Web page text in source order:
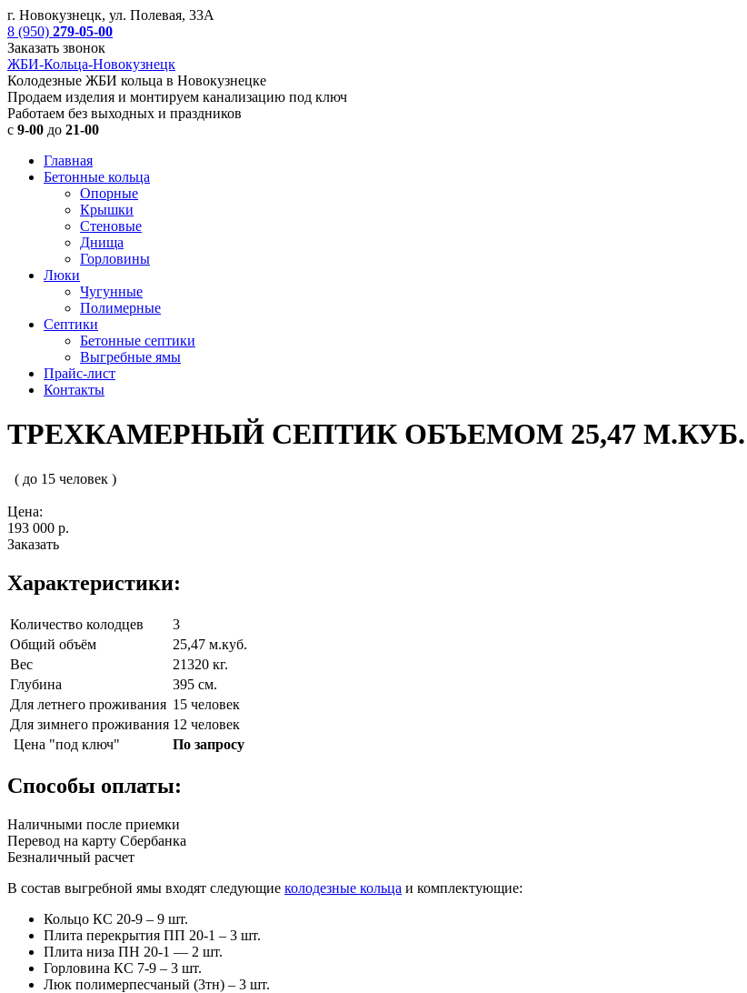
г. Новокузнецк, ул. Полевая, 33А
8 (950) 279-05-00
Заказать звонок
ЖБИ-Кольца-Новокузнецк
Колодезные ЖБИ кольца в Новокузнецке
Продаем изделия и монтируем канализацию под ключ
Работаем без выходных и праздников
с 9-00 до 21-00
Главная
Бетонные кольца
Опорные
Крышки
Стеновые
Днища
Горловины
Люки
Чугунные
Полимерные
Септики
Бетонные септики
Выгребные ямы
Прайс-лист
Контакты
ТРЕХКАМЕРНЫЙ СЕПТИК ОБЪЕМОМ 25,47 М.КУБ.
( до 15 человек )
Цена:
193 000 р.
Заказать
Характеристики:
Количество колодцев
3
Общий объём
25,47 м.куб.
Вес
21320 кг.
Глубина
395 см.
Для летнего проживания 15 человек
Для зимнего проживания 12 человек
Цена "под ключ"
По запросу
Способы оплаты:
Наличными после приемки
Перевод на карту Сбербанка
Безналичный расчет
В состав выгребной ямы входят следующие колодезные кольца и комплектующие:
Кольцо КС 20-9 – 9 шт.
Плита перекрытия ПП 20-1 – 3 шт.
Плита низа ПН 20-1 — 2 шт.
Горловина КС 7-9 – 3 шт.
Люк полимерпесчаный (3тн) – 3 шт.